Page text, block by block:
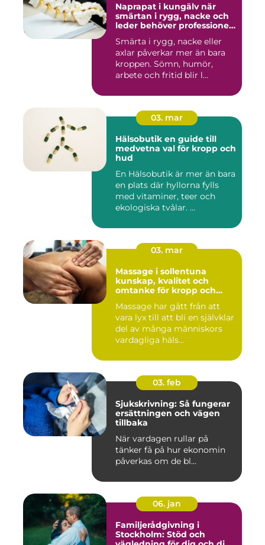
Naprapat i kungälv när
smärtan i rygg, nacke och
leder behöver professionell
Smärta i rygg, nacke eller
axlar påverkar mer än bara
kroppen. Sömn, humör,
arbete och fritid blir l...
03. mar
Hälsobutik en guide till
medvetna val för kropp och
hud
En Hälsobutik är mer än bara
en plats där hyllorna fylls
med vitaminer, teer och
ekologiska tvålar. ...
03. mar
Massage i sollentuna
kunskap, kvalitet och
omtanke för kropp och
Massage har gått från att
vara lyx till att bli en självklar
del av många människors
vardagliga häls...
03. feb
Sjukskrivning: Så fungerar
ersättningen och vägen
tillbaka
När vardagen rullar på
tänker få på hur ekonomin
påverkas om de bl...
06. jan
Familjerådgivning i
Stockholm: Stöd och